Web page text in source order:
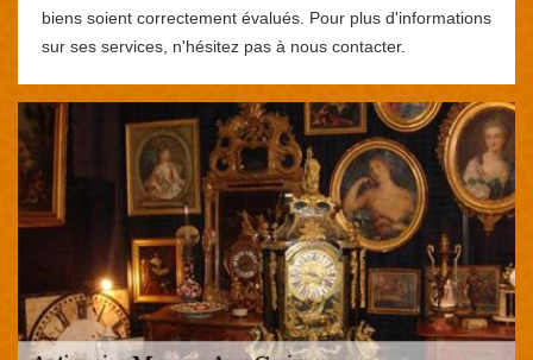
biens soient correctement évalués. Pour plus d'informations
sur ses services, n'hésitez pas à nous contacter.